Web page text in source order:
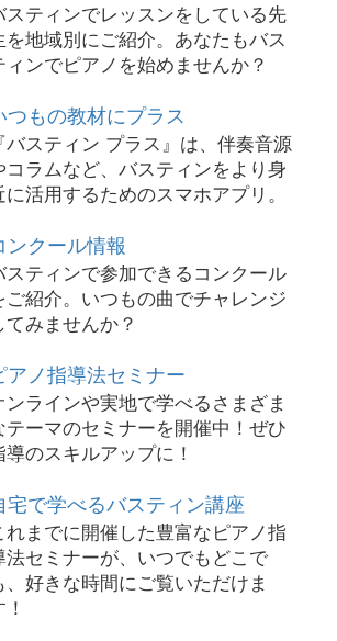
スティンでレッスンをしている先
を地域別にご紹介。あなたもバス
ィンでピアノを始めませんか？
つもの教材にプラス
『バスティン プラス』は、伴奏音源
コラムなど、バスティンをより身
に活用するためのスマホアプリ。
ンクール情報
スティンで参加できるコンクール
ご紹介。いつもの曲でチャレンジ
てみませんか？
アノ指導法セミナー
ンラインや実地で学べるさまざま
テーマのセミナーを開催中！ぜひ
導のスキルアップに！
宅で学べるバスティン講座
れまでに開催した豊富なピアノ指
法セミナーが、いつでもどこで
、好きな時間にご覧いただけま